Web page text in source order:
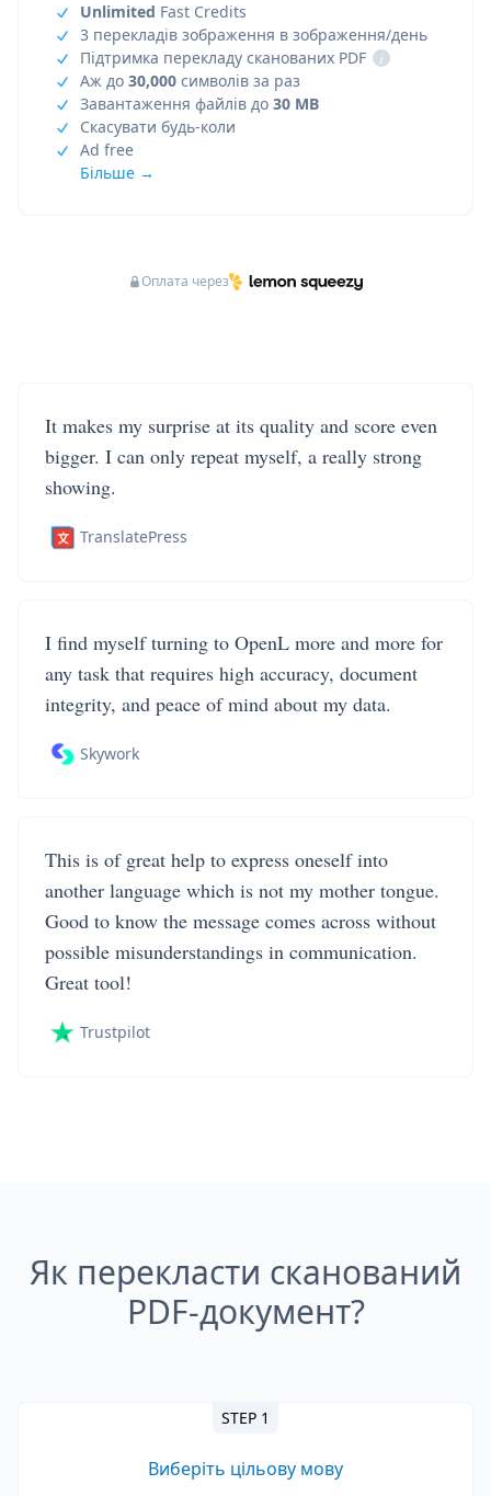
Unlimited Fast Credits
3 перекладів зображення в зображення/день
Підтримка перекладу сканованих PDF
i
Аж до 30,000 символів за раз
Завантаження файлів до 30 MB
Скасувати будь-коли
Ad free
Більше →
Оплата через
It makes my surprise at its quality and score even
bigger. I can only repeat myself, a really strong
showing.
TranslatePress
I find myself turning to OpenL more and more for
any task that requires high accuracy, document
integrity, and peace of mind about my data.
Skywork
This is of great help to express oneself into
another language which is not my mother tongue.
Good to know the message comes across without
possible misunderstandings in communication.
Great tool!
Trustpilot
Як перекласти сканований
PDF-документ?
STEP 1
Виберіть цільову мову